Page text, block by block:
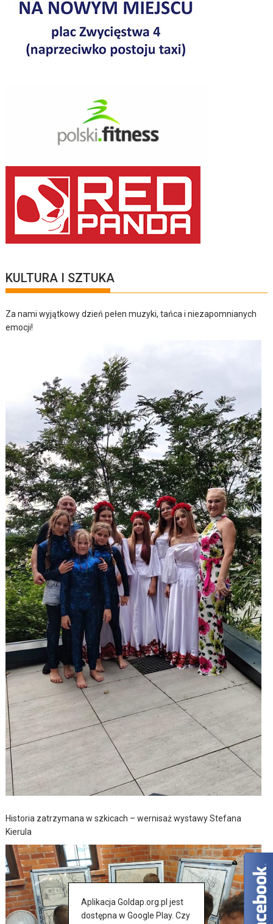
KULTURA I SZTUKA
Za nami wyjątkowy dzień pełen muzyki, tańca i niezapomnianych
emocji!
Historia zatrzymana w szkicach – wernisaż wystawy Stefana
Kierula
Aplikacja Goldap.org.pl jest
dostępna w Google Play. Czy